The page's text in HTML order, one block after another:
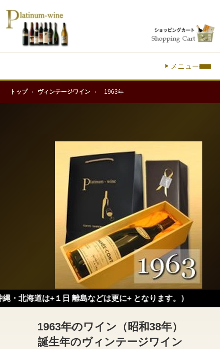
メニュー
トップ › ヴィンテージワイン › 1963年
+１日 離島などは更に+ となります。）
1963年のワイン（昭和38年）
誕生年のヴィンテージワイン